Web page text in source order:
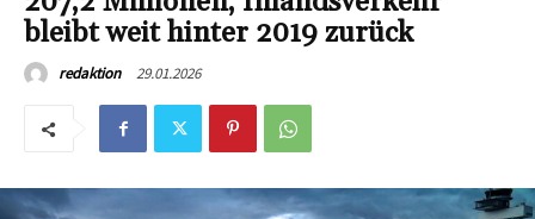
bleibt weit hinter 2019 zurück
redaktion 29.01.2026